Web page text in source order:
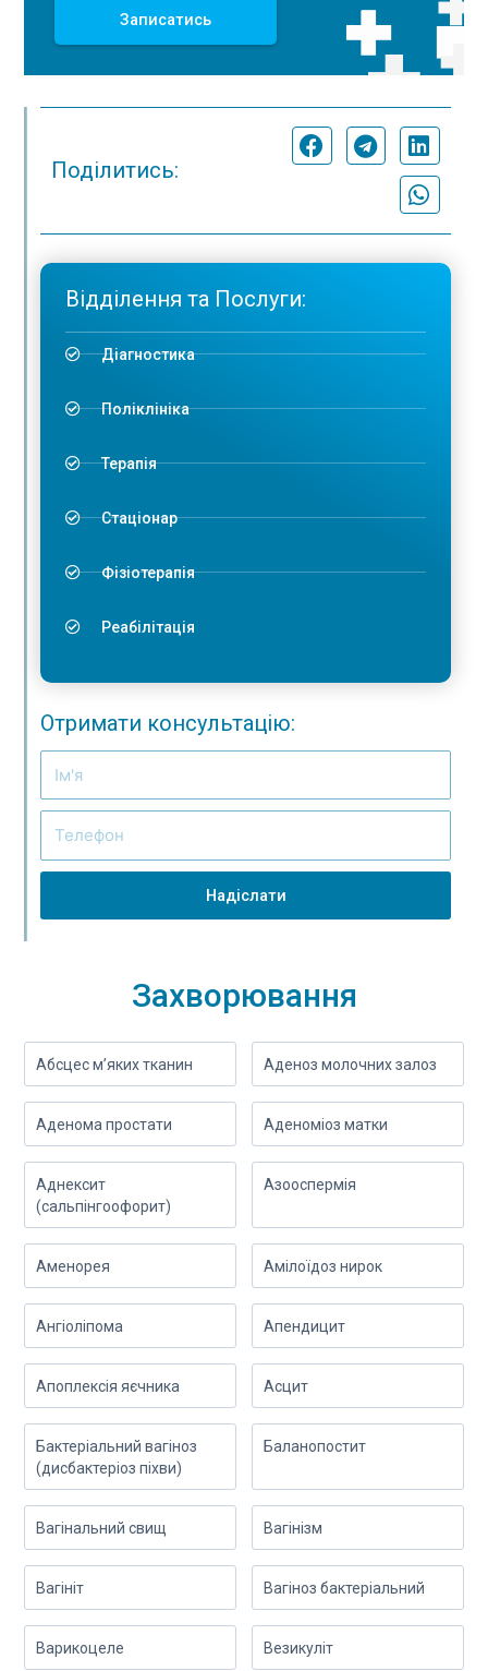
Записатись
Поділитись:
Відділення та Послуги:
Діагностика
Поліклініка
Терапія
Стаціонар
Фізіотерапія
Реабілітація
Отримати консультацію:
Надіслати
Захворювання
Абсцес м’яких тканин Аденоз молочних залоз
Аденома простати Аденоміоз матки
Аднексит
(сальпінгоофорит)
Азооспермія
Аменорея Амілоїдоз нирок
Ангіоліпома Апендицит
Апоплексія яєчника Асцит
Бактеріальний вагіноз
(дисбактеріоз піхви)
Баланопостит
Вагінальний свищ Вагінізм
Вагініт Вагіноз бактеріальний
Варикоцеле Везикуліт